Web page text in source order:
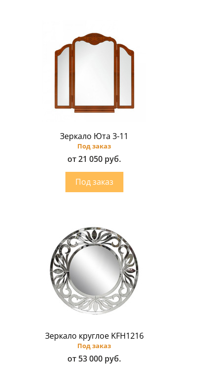
Зеркало Юта 3-11
Под заказ
от 21 050 руб.
Зеркало круглое KFH1216
Под заказ
от 53 000 руб.